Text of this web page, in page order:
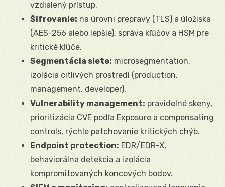
vzdialený prístup.
Šifrovanie: na úrovni prepravy (TLS) a úložiska
(AES-256 alebo lepšie), správa kľúčov a HSM pre
kritické kľúče.
Segmentácia siete: microsegmentation,
izolácia citlivých prostredí (production,
management, developer).
Vulnerability management: pravidelné skeny,
prioritizácia CVE podľa Exposure a compensating
controls, rýchle patchovanie kritických chýb.
Endpoint protection: EDR/EDR-X,
behaviorálna detekcia a izolácia
kompromitovaných koncových bodov.